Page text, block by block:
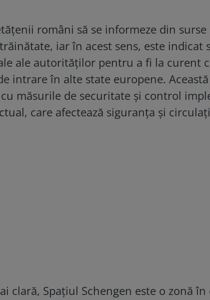
români să se informeze din
iar în acest sens, este indicat
ale autorităților pentru a fi la curent
intrare în alte state europene.
măsurile de securitate și control
care afectează siguranța și
clară, Spațiul Schengen este o zonă în